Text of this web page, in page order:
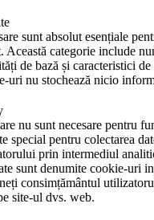
sunt absolut esențiale
Această categorie include
de bază și caracteristici de
uri nu stochează nicio
nu sunt necesare pentru
special pentru colectarea
prin intermediul
sunt denumite cookie-uri
consimțământul
site-ul dvs. web.